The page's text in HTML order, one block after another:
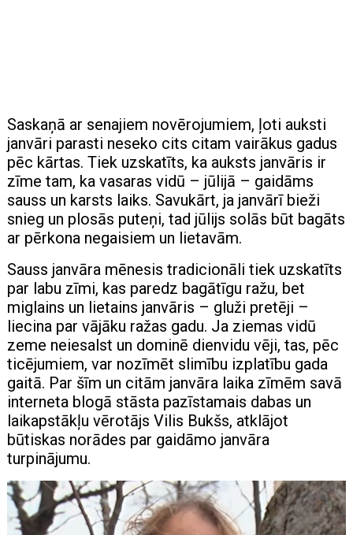
Saskaņā ar senajiem novērojumiem, ļoti auksti
janvāri parasti neseko cits citam vairākus gadus
pēc kārtas. Tiek uzskatīts, ka auksts janvāris ir
zīme tam, ka vasaras vidū – jūlijā – gaidāms
sauss un karsts laiks. Savukārt, ja janvārī bieži
snieg un plosās puteņi, tad jūlijs solās būt bagāts
ar pērkona negaisiem un lietavām.
Sauss janvāra mēnesis tradicionāli tiek uzskatīts
par labu zīmi, kas paredz bagātīgu ražu, bet
miglains un lietains janvāris – gluži pretēji –
liecina par vājāku ražas gadu. Ja ziemas vidū
zeme neiesalst un dominē dienvidu vēji, tas, pēc
ticējumiem, var nozīmēt slimību izplatību gada
gaitā. Par šīm un citām janvāra laika zīmēm savā
interneta blogā stāsta pazīstamais dabas un
laikapstākļu vērotājs Vilis Bukšs, atklājot
būtiskas norādes par gaidāmo janvāra
turpinājumu.